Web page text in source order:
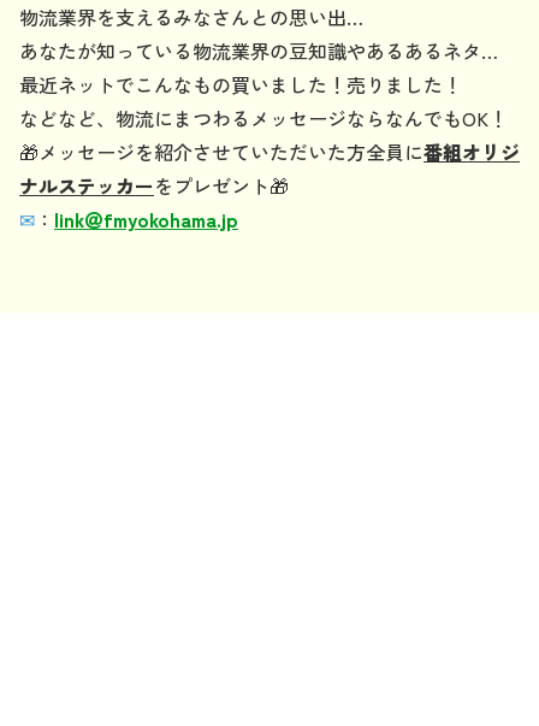
物流業界を支えるみなさんとの思い出…
あなたが知っている物流業界の豆知識やあるあるネタ…
最近ネットでこんなもの買いました！売りました！
などなど、物流にまつわるメッセージならなんでもOK！
🎁メッセージを紹介させていただいた方全員に番組オリジ
ナルステッカーをプレゼント🎁
✉ ： link＠fmyokohama.jp